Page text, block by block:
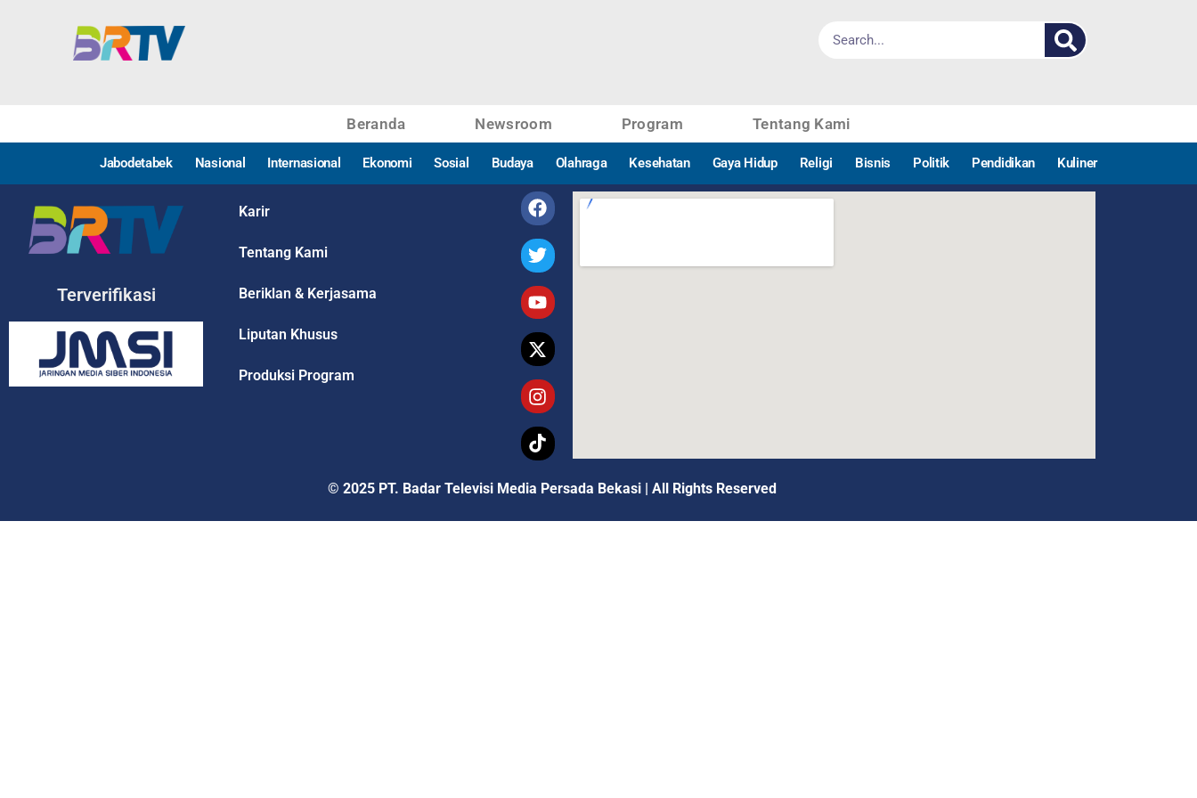
Beranda Newsroom Program Tentang Kami
Jabodetabek Nasional Internasional Ekonomi Sosial Budaya Olahraga Kesehatan Gaya Hidup Religi Bisnis Politik Pendidikan Kuliner
Terverifikasi
Karir
Tentang Kami
Beriklan & Kerjasama
Liputan Khusus
Produksi Program
© 2025 PT. Badar Televisi Media Persada Bekasi | All Rights Reserved